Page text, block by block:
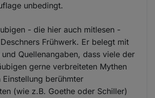
unbedingt.
- die hier auch mitlesen -
Frühwerk. Er belegt mit
Quellenangaben, dass viele der
gerne verbreiteten Mythen
berühmter
(wie z.B. Goethe oder Schiller)